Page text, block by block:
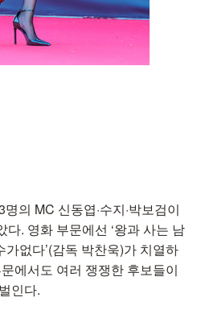
의 MC 신동엽·수지·박보검이
. 영화 부문에선 ‘왕과 사는 남
가없다’(감독 박찬욱)가 치열하
에서도 여러 쟁쟁한 후보들이
인다.